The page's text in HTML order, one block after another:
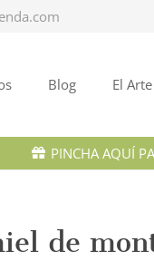
Blog El
PINCHA AQUÍ
de